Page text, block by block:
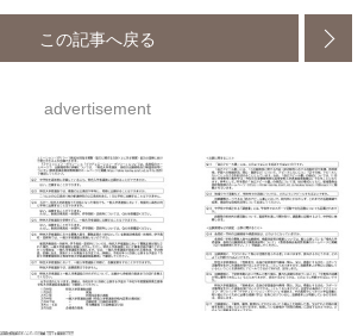
この記事へ戻る
advertisement